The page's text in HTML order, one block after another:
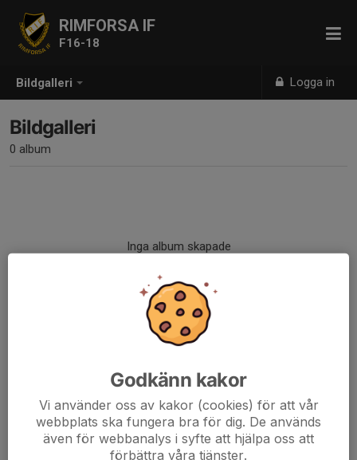
Bildgalleri Logga in
RIMFORSA IF
F16-18
Bildgalleri
0 album
Inga album skapade
Godkänn kakor
Vi använder oss av kakor (cookies) för att vår
webbplats ska fungera bra för dig. De används
även för webbanalys i syfte att hjälpa oss att
förbättra våra tjänster.